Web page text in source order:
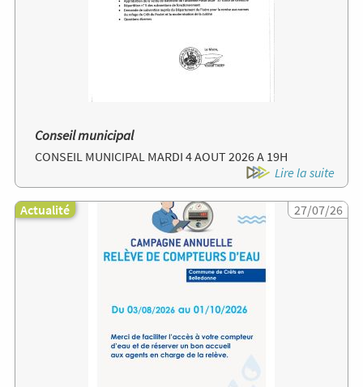
Conseil municipal
CONSEIL MUNICIPAL MARDI 4 AOUT 2026 A 19H
Lire la suite
Image
Actualité 27/07/26